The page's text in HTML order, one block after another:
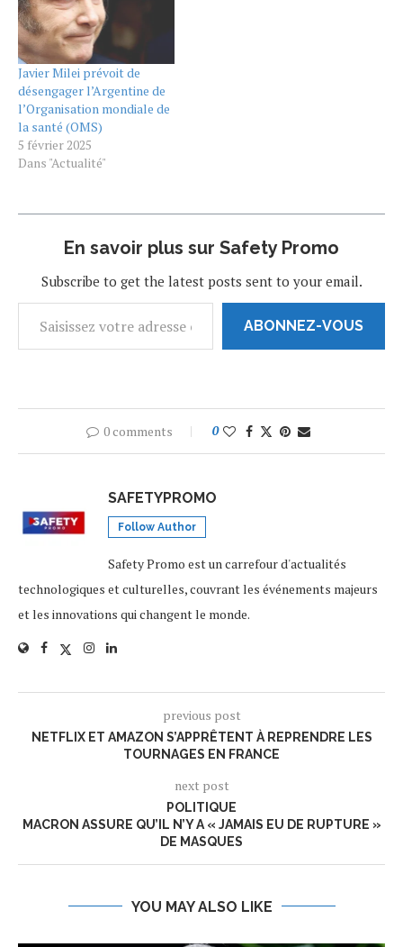
Javier Milei prévoit de
désengager l’Argentine de
l’Organisation mondiale de
la santé (OMS)
5 février 2025
Dans "Actualité"
En savoir plus sur Safety Promo
Subscribe to get the latest posts sent to your email.
ABONNEZ-VOUS
0 comments 0
SAFETYPROMO
Follow Author
Safety Promo est un carrefour d'actualités
technologiques et culturelles, couvrant les événements majeurs
et les innovations qui changent le monde.
previous post
NETFLIX ET AMAZON S’APPRÊTENT À REPRENDRE LES
TOURNAGES EN FRANCE
next post
POLITIQUE
MACRON ASSURE QU’IL N’Y A « JAMAIS EU DE RUPTURE »
DE MASQUES
YOU MAY ALSO LIKE